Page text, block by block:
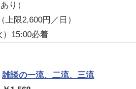
り）
限2,600円／日）
）15:00必着
雑談の一流、二流、三流